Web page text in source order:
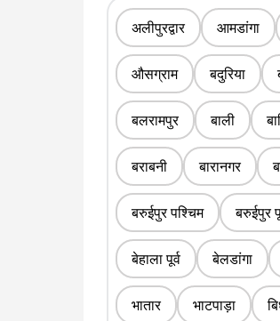
अलीपुरद्वार आमडांगा
औसग्राम बदुरिया
बलरामपुर बाली
बराबनी बारानगर
बरुईपुर पश्चिम बरुईपुर
बेहाला पूर्व बेलडांगा
भातार भाटपाड़ा